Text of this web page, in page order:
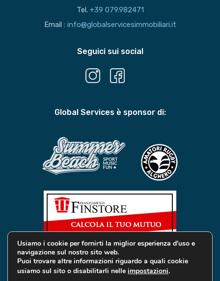
Tel. +39 079.982471
Email : info@globalservicesimmobiliari.it
Seguici sui social
Global Services è sponsor di:
© 2019 Global Services Immobiliari | All rights reserved |
Usiamo i cookie per fornirti la miglior esperienza d'uso e
navigazione sul nostro sito web.
Puoi trovare altre informazioni riguardo a quali cookie
usiamo sul sito o disabilitarli nelle impostazioni.